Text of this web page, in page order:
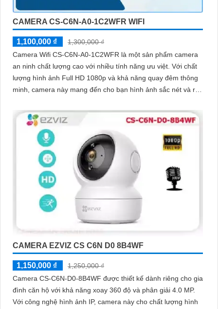
CAMERA CS-C6N-A0-1C2WFR WIFI
1,100,000 ₫
1,300,000 ₫
Camera Wifi CS-C6N-A0-1C2WFR là một sản phẩm camera
an ninh chất lượng cao với nhiều tính năng ưu việt. Với chất
lượng hình ảnh Full HD 1080p và khả năng quay đêm thông
minh, camera này mang đến cho bạn hình ảnh sắc nét và rõ
CAMERA EZVIZ CS C6N D0 8B4WF
1,150,000 ₫
1,250,000 ₫
Camera CS-C6N-D0-8B4WF được thiết kế dành riêng cho gia
đình căn hộ với khả năng xoay 360 độ và phân giải 4.0 MP.
Với công nghệ hình ảnh IP, camera này cho chất lượng hình